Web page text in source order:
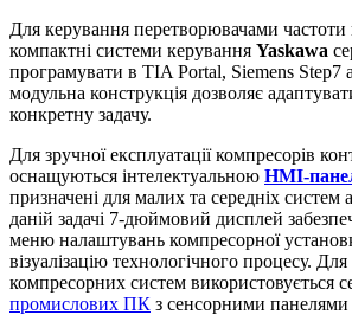
Для керування перетворювачами частоти
компактні системи керування Yaskawa
програмувати в TIA Portal, Siemens Step7
модульна конструкція дозволяє
конкретну задачу.
Для зручної експлуатації компресорів
оснащуються інтелектуальною HMI-
призначені для малих та середніх систем
даній задачі 7-дюймовий дисплей
меню налаштувань компресорної
візуалізацію технологічного процесу.
компресорних систем використовується
промислових ПК з сенсорними панелями